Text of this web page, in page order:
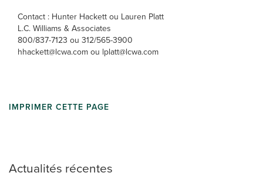
Actualités récentes
Contact : Hunter Hackett ou Lauren Platt
L.C. Williams & Associates
800/837-7123 ou 312/565-3900
hhackett@lcwa.com ou lplatt@lcwa.com
IMPRIMER CETTE PAGE